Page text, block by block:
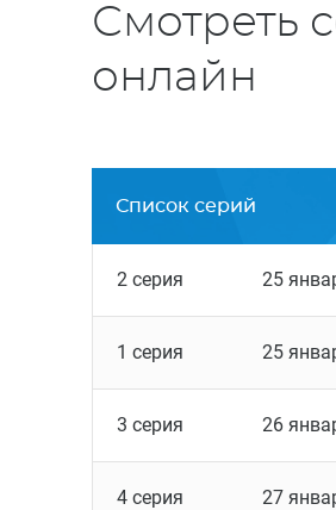
Смотреть
онлайн
Список серий
2 серия 25
1 серия 25
3 серия 26
4 серия 27